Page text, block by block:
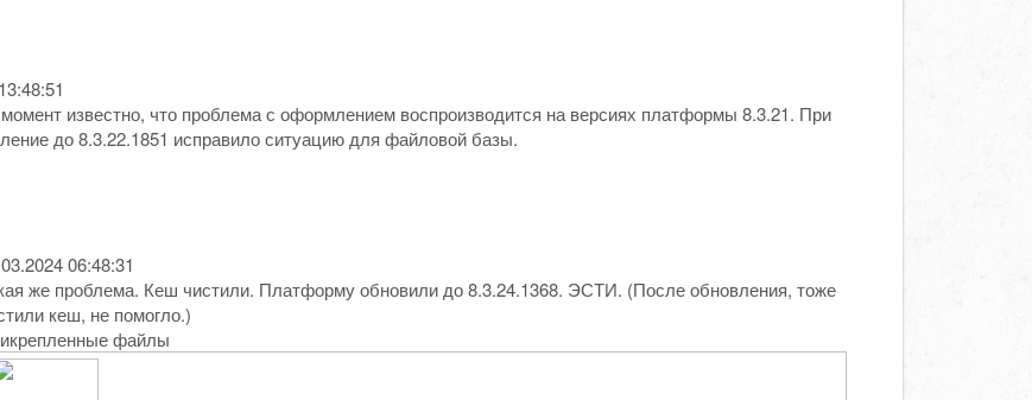
известно, что проблема с оформлением воспроизводится на версиях платформы 8.3.21. При
до 8.3.22.1851 исправило ситуацию для файловой базы.
06:48:31
же проблема. Кеш чистили. Платформу обновили до 8.3.24.1368. ЭСТИ. (После обновления, тоже
кеш, не помогло.)
файлы